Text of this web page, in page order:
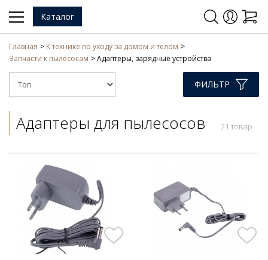
Каталог
Главная
К технике по уходу за домом и телом
Запчасти к пылесосам
Адаптеры, зарядные устройства
ФИЛЬТР
Адаптеры для пылесосов 21 товар